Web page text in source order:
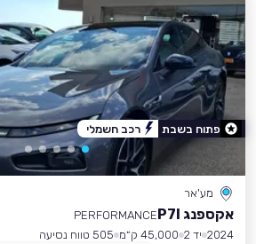
מע'אר
אקספנג P7I
PERFORMANCE
2024 יד 2 45,000 ק״מ
505 טווח נסיעה
פתוח בשבת רכב חשמלי